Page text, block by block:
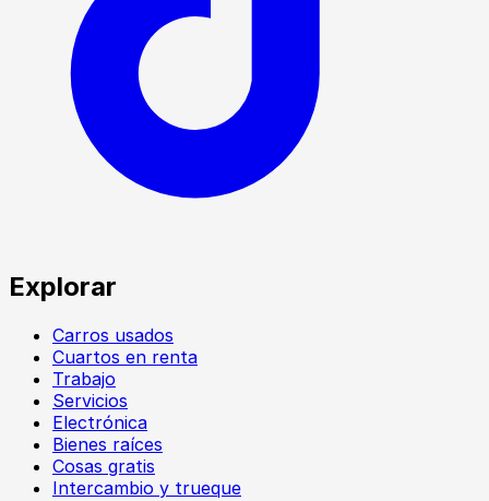
Explorar
Carros usados
Cuartos en renta
Trabajo
Servicios
Electrónica
Bienes raíces
Cosas gratis
Intercambio y trueque